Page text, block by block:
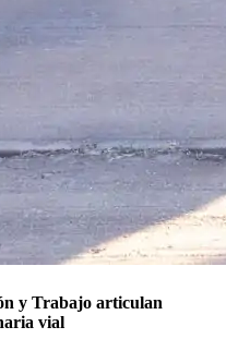
y Trabajo articulan
vial